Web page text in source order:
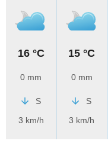
16 °C
0 mm
S
3 km/h
15 °C
0 mm
S
3 km/h